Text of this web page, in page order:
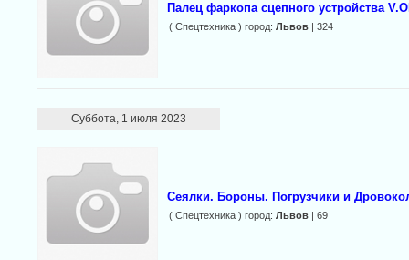
Палец фаркопа сцепного устройства
( Спецтехника ) город: Львов| 324
Суббота, 1 июля 2023
Сеялки. Бороны. Погрузчики и
( Спецтехника ) город: Львов| 69